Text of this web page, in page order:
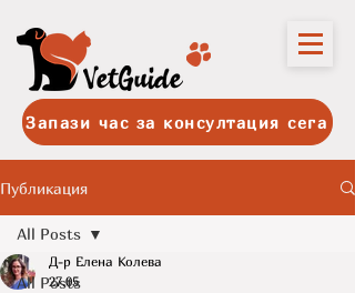
Запази час за консултация сега
Публикация
All Posts
All Posts
Д-р Елена Колева
27.05